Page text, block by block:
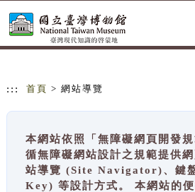
::: 首頁 > 網站導覽
本網站依照「無障礙網頁開發
循無障礙網站設計之規範提供
站導覽 (Site Navigator)、鍵
Key) 等設計方式。 本網站的